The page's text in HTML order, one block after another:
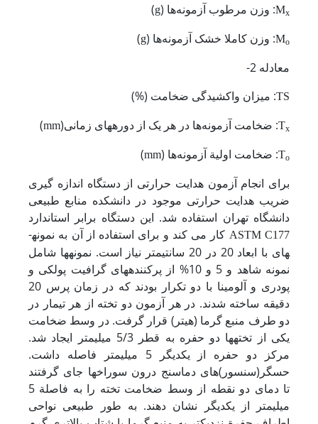
Mx : وزن مرطوب آزمونه‌ها (g
)
Mo : وزن کاملا خشک آزمونه‌ها (g
)
معادله 2-
TS: میزان واکشیدگی ضخامت (%)
Tx : ضخامت آزمونه‌ها در هر یک از دوره­های زمانی(
mm
)
To : ضخامت اولیة آزمونه‌ها (mm
)
برای انجام آزمون هدایت حرارتی از دستگاه اندازه گیری
ضریب هدایت حرارتی موجود در دانشکده منابع طبیعی
دانشگاه تهران استفاده شد. این دستگاه برابر استاندارد
ASTM C177کار می کند و برای استفاده از آن به نمونه­
های با ابعاد 20 در 20 سانتی­متر نیاز است. نمونه­ها شامل
نمونه شاهد و 5 و 10% از پرکننده­های گرافیت پولکی و
پودری و آلومینا با دو تکرار بودند که در زمان پرس 20
دقیقه ساخته شدند. در هر آزمون دو تخته از هر تیمار در
دو طرف منبع گرما (هیتر) قرار گرفت. در وسط ضخامت
یکی از تخته­ها دو حفره به قطر 5/3 میلیمتر ایجاد شد.
مرکز دو حفره از یکدیگر 5 میلیمتر فاصله داشت.
حسگر(سنسور)های دماسنج درون سوراخ­ها جای گرفتند
تا دمای دو نقطه از وسط ضخامت تخته را به فاصلة 5
میلی­متر از یکدیگر نشان دهند. به طور طبیعی نواحی